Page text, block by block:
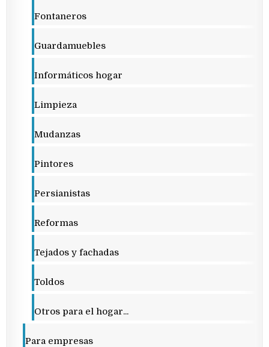
Fontaneros
Guardamuebles
Informáticos hogar
Limpieza
Mudanzas
Pintores
Persianistas
Reformas
Tejados y fachadas
Toldos
Otros para el hogar...
Para empresas